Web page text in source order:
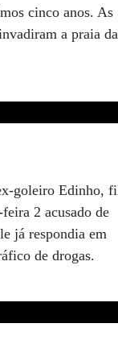
cinco anos. As
a praia da
goleiro Edinho,
2 acusado de
já respondia em
de drogas.